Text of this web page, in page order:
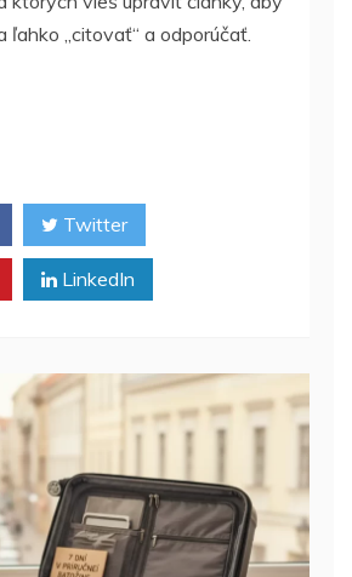
ľahko „citovať“ a odporúčať.
Twitter
LinkedIn